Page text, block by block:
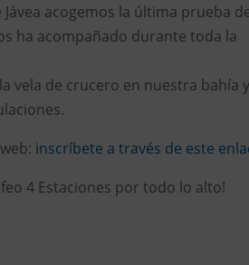
acogemos la última prueba
ha acompañado durante toda la
vela de crucero en nuestra bahía y
inscríbete a través de este
4 Estaciones por todo lo alto!